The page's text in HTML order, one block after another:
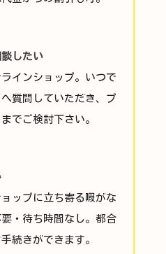
したい
インショップ。いつで
質問していただき、プ
でご検討下さい。
ップに立ち寄る暇がな
・待ち時間なし。都合
続きができます。